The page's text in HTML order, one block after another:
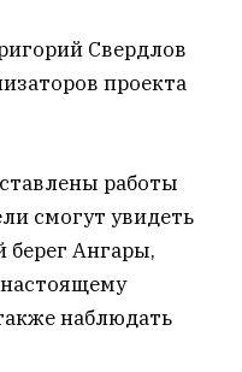
Свердлов
проекта
работы
смогут увидеть
Ангары,
наблюдать